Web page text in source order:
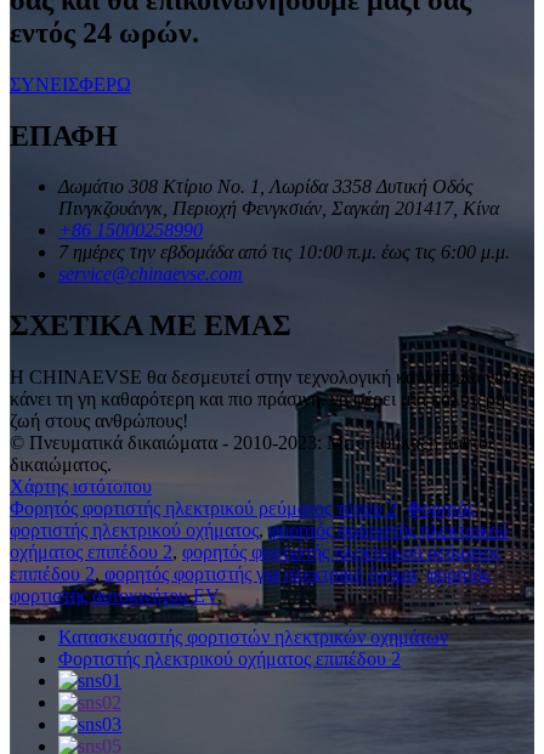
εντός 24 ωρών.
ΣΥΝΕΙΣΦΕΡΩ
ΕΠΑΦΗ
Δωμάτιο 308 Κτίριο Νο. 1, Λωρίδα 3358 Δυτική Οδός
Πινγκζουάνγκ, Περιοχή Φενγκσιάν, Σαγκάη 201417, Κίνα
+86 15000258990
7 ημέρες την εβδομάδα από τις 10:00 π.μ. έως τις 6:00 μ.μ.
service@chinaevse.com
ΣΧΕΤΙΚΑ ΜΕ ΕΜΑΣ
Η CHINAEVSE θα δεσμευτεί στην τεχνολογική καινοτομία για να
κάνει τη γη καθαρότερη και πιο πράσινη, να φέρει μια καλύτερη
ζωή στους ανθρώπους!
© Πνευματικά δικαιώματα - 2010-2023: Με επιφύλαξη παντός
δικαιώματος.
Χάρτης ιστότοπου
Φορητός φορτιστής ηλεκτρικού ρεύματος τύπου 2,Φορητός
φορτιστής ηλεκτρικού οχήματος,φορητός φορτιστής ηλεκτρικού
οχήματος επιπέδου 2, φορητός φορτιστής ηλεκτρικού ρεύματος
επιπέδου 2, φορητός φορτιστής για ηλεκτρικό όχημα,φορητός
φορτιστής αυτοκινήτου EV,
Κατασκευαστής φορτιστών ηλεκτρικών οχημάτων
Φορτιστής ηλεκτρικού οχήματος επιπέδου 2